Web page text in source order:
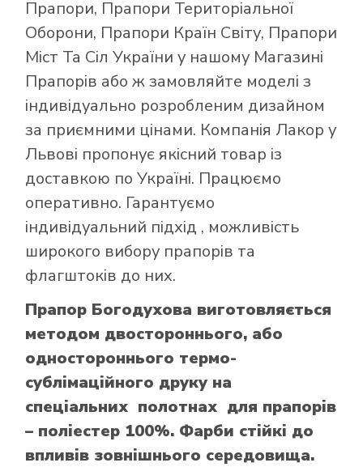
Прапори, Прапори Територіальної
Оборони, Прапори Країн Світу, Прапори
Міст Та Сіл України у нашому Магазині
Прапорів або ж замовляйте моделі з
індивідуально розробленим дизайном
за приємними цінами. Компанія Лакор у
Львові пропонує якісний товар із
доставкою по Україні. Працюємо
оперативно. Гарантуємо
індивідуальний підхід , можливість
широкого вибору прапорів та
флагштоків до них.
Прапор Богодухова виготовляється
методом двостороннього, або
одностороннього термо-
сублімаційного друку на
спеціальних полотнах для прапорів
– поліестер 100%. Фарби стійкі до
впливів зовнішнього середовища.